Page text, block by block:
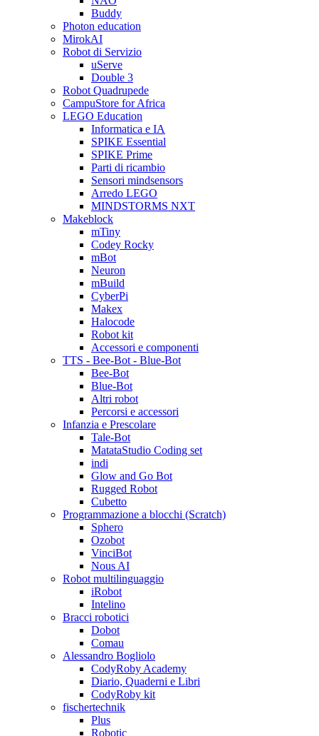
Buddy
Photon education
MirokAI
Robot di Servizio
uServe
Double 3
Robot Quadrupede
CampuStore for Africa
LEGO Education
Informatica e IA
SPIKE Essential
SPIKE Prime
Parti di ricambio
Sensori mindsensors
Arredo LEGO
MINDSTORMS NXT
Makeblock
mTiny
Codey Rocky
mBot
Neuron
mBuild
CyberPi
Makex
Halocode
Robot kit
Accessori e componenti
TTS - Bee-Bot - Blue-Bot
Bee-Bot
Blue-Bot
Altri robot
Percorsi e accessori
Infanzia e Prescolare
Tale-Bot
MatataStudio Coding set
indi
Glow and Go Bot
Rugged Robot
Cubetto
Programmazione a blocchi (Scratch)
Sphero
Ozobot
VinciBot
Nous AI
Robot multilinguaggio
iRobot
Intelino
Bracci robotici
Dobot
Comau
Alessandro Bogliolo
CodyRoby Academy
Diario, Quaderni e Libri
CodyRoby kit
fischertechnik
Plus
Robotic